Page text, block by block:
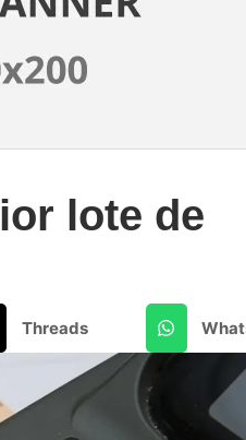
lote de
Threads